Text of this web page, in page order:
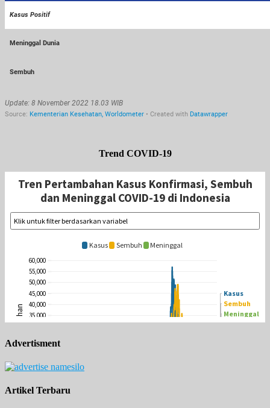
Trend COVID-19
Advertisment
Artikel Terbaru